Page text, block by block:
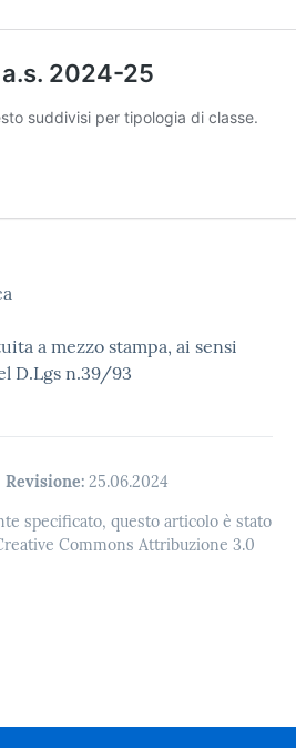
a mezzo stampa, ai sensi
D.Lgs n.39/93
Revisione: 25.06.2024
specificato, questo articolo è stato
Commons Attribuzione 3.0